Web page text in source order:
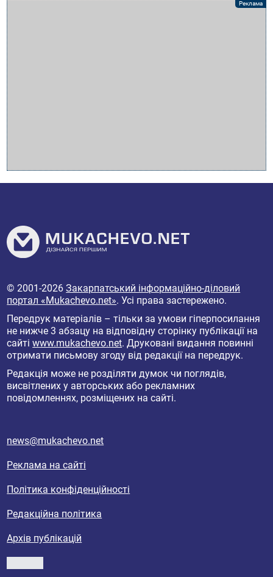
© 2001-2026Закарпатський інформаційно-діловий
портал «Mukachevo.net». Усі права застережено.
Передрук матеріалів – тільки за умови гіперпосилання
не нижче 3 абзацу на відповідну сторінку публікації на
сайтіwww.mukachevo.net. Друковані видання повинні
отримати письмову згоду від редакції на передрук.
Редакція може не розділяти думок чи поглядів,
висвітлених у авторських або рекламних
повідомленнях, розміщених на сайті.
news@mukachevo.net
Реклама на сайті
Політика конфіденційності
Редакційна політика
Архів публікацій